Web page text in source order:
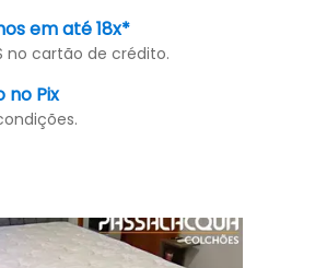
em até 18x*
no cartão de crédito.
no Pix